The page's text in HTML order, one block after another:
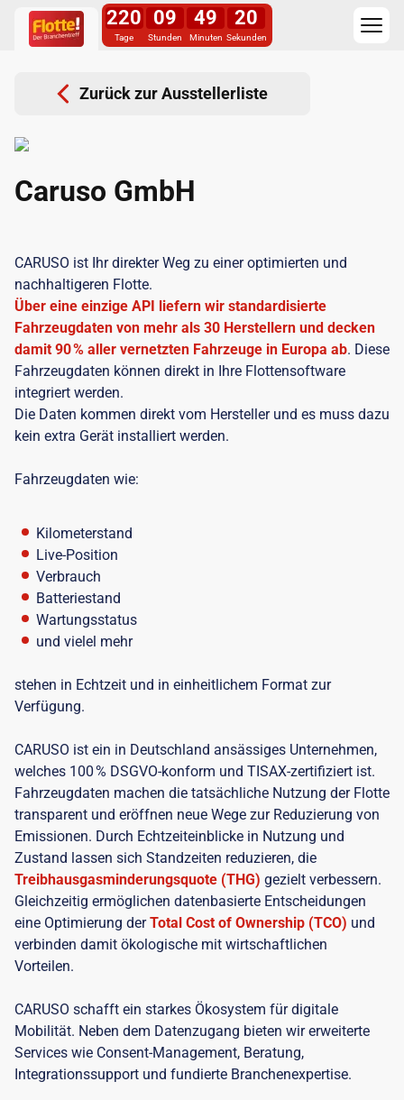
220
Tage
09
Stunden
49
Minuten
20
Sekunden
Zurück zur Ausstellerliste
Caruso GmbH
CARUSO ist Ihr direkter Weg zu einer optimierten und
nachhaltigeren Flotte.
Über eine einzige API liefern wir standardisierte
Fahrzeugdaten von mehr als 30 Herstellern und decken
damit 90 % aller vernetzten Fahrzeuge in Europa ab. Diese
Fahrzeugdaten können direkt in Ihre Flottensoftware
integriert werden.
Die Daten kommen direkt vom Hersteller und es muss dazu
kein extra Gerät installiert werden.
Fahrzeugdaten wie:
Kilometerstand
Live-Position
Verbrauch
Batteriestand
Wartungsstatus
und vielel mehr
stehen in Echtzeit und in einheitlichem Format zur
Verfügung.
CARUSO ist ein in Deutschland ansässiges Unternehmen,
welches 100 % DSGVO-konform und TISAX-zertifiziert ist.
Fahrzeugdaten machen die tatsächliche Nutzung der Flotte
transparent und eröffnen neue Wege zur Reduzierung von
Emissionen. Durch Echtzeiteinblicke in Nutzung und
Zustand lassen sich Standzeiten reduzieren, die
Treibhausgasminderungsquote (THG) gezielt verbessern.
Gleichzeitig ermöglichen datenbasierte Entscheidungen
eine Optimierung derTotal Cost of Ownership (TCO) und
verbinden damit ökologische mit wirtschaftlichen
Vorteilen.
CARUSO schafft ein starkes Ökosystem für digitale
Mobilität. Neben dem Datenzugang bieten wir erweiterte
Services wie Consent-Management, Beratung,
Integrationssupport und fundierte Branchenexpertise.